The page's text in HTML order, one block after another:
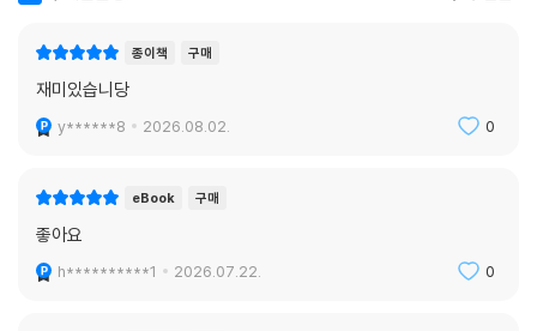
종이책 구매
재미있습니당
y******8 2026.08.02. 0
eBook 구매
좋아요
h**********1 2026.07.22. 0